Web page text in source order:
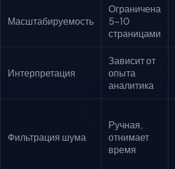
Масштабируемость
Ограничена
5–10
страницами
Интерпретация
Зависит от
опыта
аналитика
Фильтрация шума
Ручная,
отнимает
время